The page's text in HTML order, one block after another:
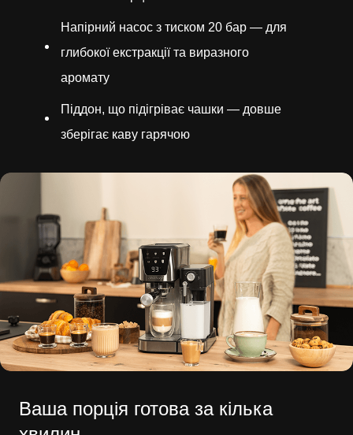
Напірний насос з тиском 20 бар — для
глибокої екстракції та виразного
аромату
Піддон, що підігріває чашки — довше
зберігає каву гарячою
Ваша порція готова за кілька